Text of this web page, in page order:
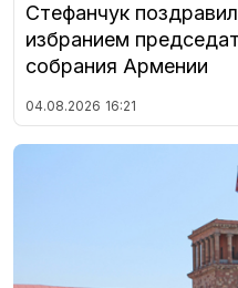
Стефанчук
избранием
собрания Армении
04.08.2026 16:21